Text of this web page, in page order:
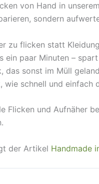
von Hand in
sondern
zu flicken statt
ein paar Minuten –
das sonst im Müll
wie schnell und einfach
Flicken und Aufnäher
der Artikel Handmade